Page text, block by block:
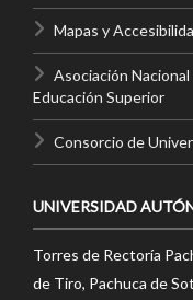
Mapas y
Asociación
Educación Superior
Consorcio de
UNIVERSIDAD
Torres de Rectoría
de Tiro, Pachuca de